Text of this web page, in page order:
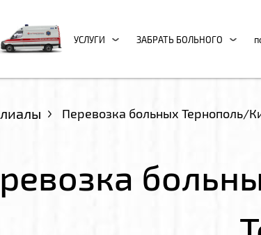
УСЛУГИ ЗАБРАТЬ БОЛЬНОГО
Перевозка больных Тернополь/